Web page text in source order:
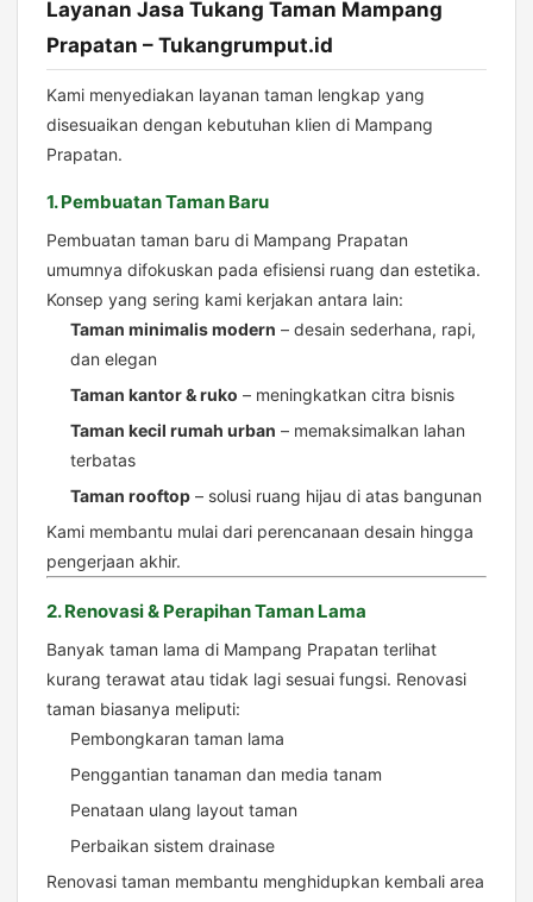
Layanan Jasa Tukang Taman Mampang
Prapatan – Tukangrumput.id
Kami menyediakan layanan taman lengkap yang
disesuaikan dengan kebutuhan klien di Mampang
Prapatan.
1. Pembuatan Taman Baru
Pembuatan taman baru di Mampang Prapatan
umumnya difokuskan pada efisiensi ruang dan estetika.
Konsep yang sering kami kerjakan antara lain:
Taman minimalis modern – desain sederhana, rapi,
dan elegan
Taman kantor & ruko – meningkatkan citra bisnis
Taman kecil rumah urban – memaksimalkan lahan
terbatas
Taman rooftop – solusi ruang hijau di atas bangunan
Kami membantu mulai dari perencanaan desain hingga
pengerjaan akhir.
2. Renovasi & Perapihan Taman Lama
Banyak taman lama di Mampang Prapatan terlihat
kurang terawat atau tidak lagi sesuai fungsi. Renovasi
taman biasanya meliputi:
Pembongkaran taman lama
Penggantian tanaman dan media tanam
Penataan ulang layout taman
Perbaikan sistem drainase
Renovasi taman membantu menghidupkan kembali area